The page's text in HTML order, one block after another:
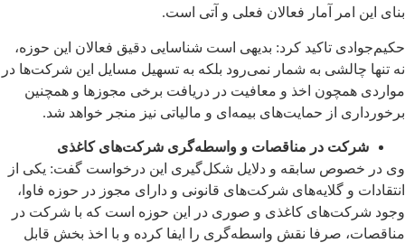
بنای این امر آمار فعالان فعلی و آتی است.
حکیم‌جوادی تاکید کرد: بدیهی است شناسایی دقیق فعالان این حوزه،
نه تنها چالشی به شمار نمی‌رود بلکه به تسهیل مسایل این شرکت‌ها در
مواردی همچون اخذ و معافیت در دریافت برخی مجوزها و همچنین
برخورداری از حمایت‌های بیمه‌ای و مالیاتی نیز منجر خواهد شد.
شرکت در مناقصات و واسطه‌گری شرکت‌های کاغذی
وی در خصوص سابقه و دلایل شکل‌گیری این درخواست گفت: یکی از
انتقادات و گلایه‌های شرکت‌های قانونی و دارای مجوز در حوزه فاوا،
وجود شرکت‌های کاغذی و صوری در این حوزه است که با شرکت در
مناقصات، صرفا نقش واسطه‌گری را ایفا کرده و با اخذ بخش قابل